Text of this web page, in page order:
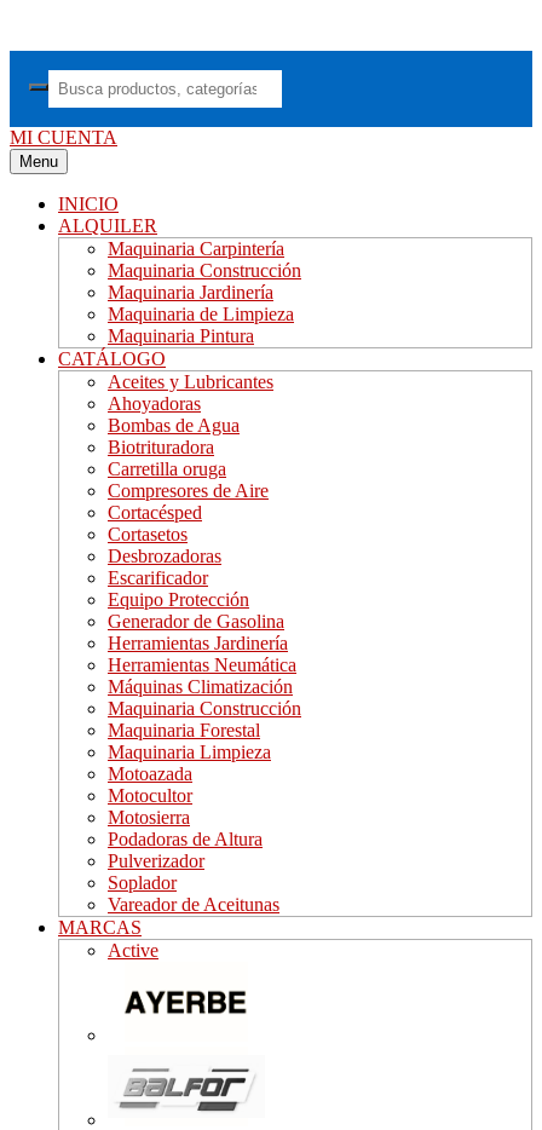
MI CUENTA
Menu
INICIO
ALQUILER
Maquinaria Carpintería
Maquinaria Construcción
Maquinaria Jardinería
Maquinaria de Limpieza
Maquinaria Pintura
CATÁLOGO
Aceites y Lubricantes
Ahoyadoras
Bombas de Agua
Biotrituradora
Carretilla oruga
Compresores de Aire
Cortacésped
Cortasetos
Desbrozadoras
Escarificador
Equipo Protección
Generador de Gasolina
Herramientas Jardinería
Herramientas Neumática
Máquinas Climatización
Maquinaria Construcción
Maquinaria Forestal
Maquinaria Limpieza
Motoazada
Motocultor
Motosierra
Podadoras de Altura
Pulverizador
Soplador
Vareador de Aceitunas
MARCAS
Active